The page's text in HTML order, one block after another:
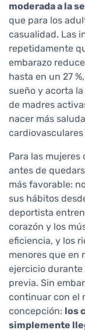
moderada a la
que para los
casualidad. Las
repetidamente
embarazo
hasta en un 27
sueño y acorta
de madres
nacer más
Para las
antes de
más favorable:
sus hábitos
deportista
corazón y los
eficiencia, y los
menores que en
ejercicio durante
previa. Sin
continuar con el
concepción: los
simplemente